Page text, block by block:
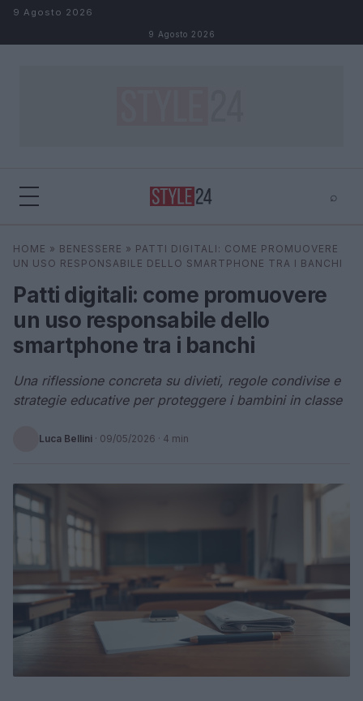
Salta al contenuto
9 Agosto 2026
9 Agosto 2026
⌕
Cerca ⌕ ×
HOME » BENESSERE » PATTI DIGITALI: COME PROMUOVERE
UN USO RESPONSABILE DELLO SMARTPHONE TRA I BANCHI
Patti digitali: come promuovere
un uso responsabile dello
smartphone tra i banchi
Una riflessione concreta su divieti, regole condivise e
strategie educative per proteggere i bambini in classe
Luca Bellini · 09/05/2026 · 4 min